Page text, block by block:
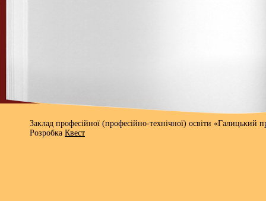
Заклад професійної (професійно-технічної) освіти
Розробка Квест